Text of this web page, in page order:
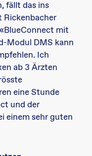
fällt das ins
Rickenbacher
mit
Modul DMS kann
Ich
ab 3 Ärzten
eine Stunde
und der
einem sehr guten